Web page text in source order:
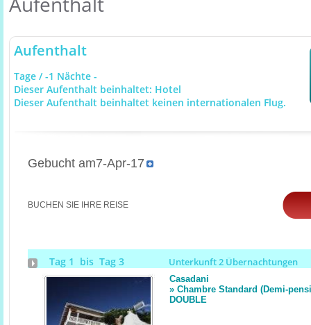
Aufenthalt
Tage / -1 Nächte -
Dieser Aufenthalt beinhaltet: Hotel
Dieser Aufenthalt beinhaltet keinen internationalen Flug.
Gebucht am7-Apr-17
BUCHEN SIE IHRE REISE
Tag 1 bis Tag 3 Unterkunft 2 Übernachtungen
Casadani
» Chambre Standard (Demi-
DOUBLE